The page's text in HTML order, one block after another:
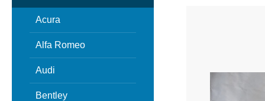
Acura
Alfa Romeo
Audi
Bentley